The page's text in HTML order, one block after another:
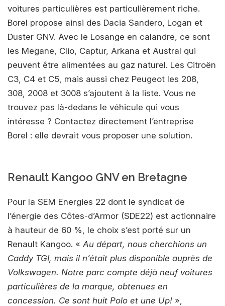
voitures particulières est particulièrement riche.
Borel propose ainsi des Dacia Sandero, Logan et
Duster GNV. Avec le Losange en calandre, ce sont
les Megane, Clio, Captur, Arkana et Austral qui
peuvent être alimentées au gaz naturel. Les Citroën
C3, C4 et C5, mais aussi chez Peugeot les 208,
308, 2008 et 3008 s’ajoutent à la liste. Vous ne
trouvez pas là-dedans le véhicule qui vous
intéresse ? Contactez directement l’entreprise
Borel : elle devrait vous proposer une solution.
Renault Kangoo GNV en Bretagne
Pour la SEM Energies 22 dont le syndicat de
l’énergie des Côtes-d’Armor (SDE22) est actionnaire
à hauteur de 60 %, le choix s’est porté sur un
Renault Kangoo. « Au départ, nous cherchions un
Caddy TGI, mais il n’était plus disponible auprès de
Volkswagen. Notre parc compte déjà neuf voitures
particulières de la marque, obtenues en
concession. Ce sont huit Polo et une Up! »,